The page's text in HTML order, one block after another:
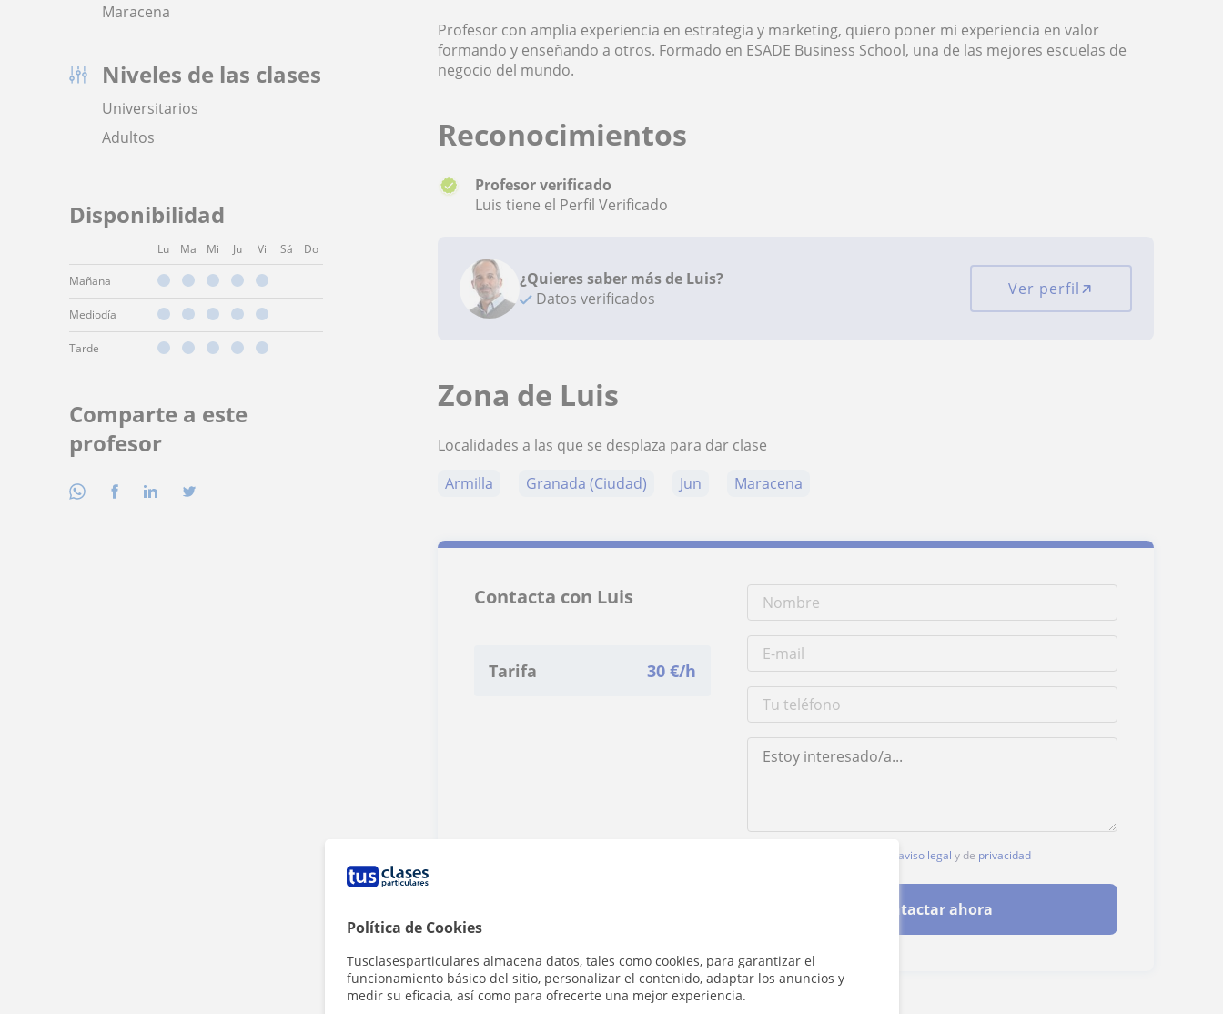
Política de Cookies
Tusclasesparticulares almacena datos, tales como cookies, para garantizar el
funcionamiento básico del sitio, personalizar el contenido, adaptar los anuncios y
medir su eficacia, así como para ofrecerte una mejor experiencia.
Maracena
Niveles de las clases
Universitarios
Adultos
Disponibilidad
Lu Ma Mi Ju Vi Sá Do
Mañana
Mediodía
Tarde
Comparte a este
profesor
Profesor con amplia experiencia en estrategia y marketing, quiero poner mi experiencia en valor
formando y enseñando a otros. Formado en ESADE Business School, una de las mejores escuelas de
negocio del mundo.
Reconocimientos
Profesor verificado
Luis tiene el Perfil Verificado
¿Quieres saber más de Luis?
Datos verificados
Ver perfil
Zona de Luis
Localidades a las que se desplaza para dar clase
Armilla
Granada (Ciudad) Jun Maracena
Contacta con Luis
Tarifa 30 €/h
aviso legal y de privacidad
Contactar ahora
¿Hay algún error en este perfil?Cuéntanos